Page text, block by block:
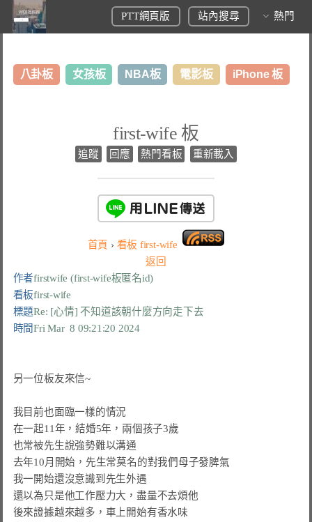
PTT網頁版 站內搜尋 熱門
八卦板 女孩板 NBA板 電影板 iPhone 板
first-wife 板
追蹤 回應 熱門看板 重新載入
首頁 › 看板 first-wife
返回
作者firstwife (first-wife板匿名id)
看板first-wife
標題Re: [心情] 不知道該朝什麼方向走下去
時間Fri Mar  8 09:21:20 2024
另一位板友來信~
我目前也面臨一樣的情況
在一起11年，結婚5年，兩個孩子3歲
也常被先生說強勢難以溝通
去年10月開始，先生常莫名的對我們母子發脾氣
我一開始還沒意識到先生外遇
還以為只是他工作壓力大，盡量不去煩他
後來證據越來越多，車上開始有香水味